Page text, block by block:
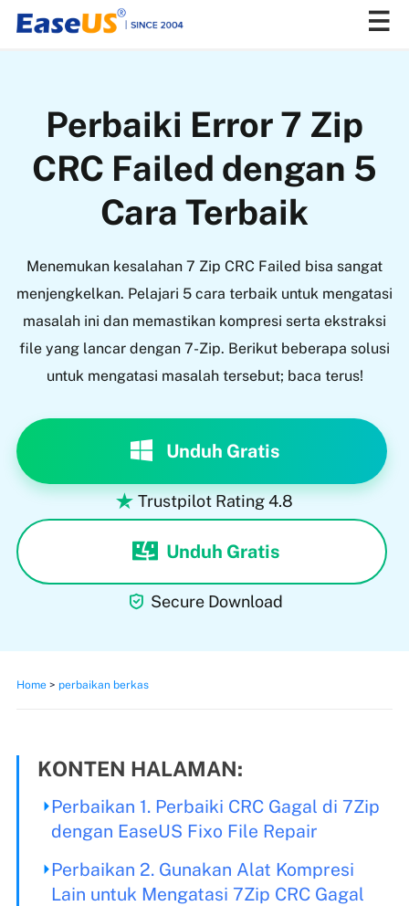
EaseUSPerbaiki Error 7 Zip
CRC Failed dengan 5
Cara Terbaik
Menemukan kesalahan 7 Zip CRC Failed bisa sangat
menjengkelkan. Pelajari 5 cara terbaik untuk mengatasi
masalah ini dan memastikan kompresi serta ekstraksi
file yang lancar dengan 7-Zip. Berikut beberapa solusi
untuk mengatasi masalah tersebut; baca terus!
Unduh Gratis
 Trustpilot Rating 4.8
Unduh Gratis
 Secure Download
Home> perbaikan berkas
KONTEN HALAMAN:
Perbaikan 1. Perbaiki CRC Gagal di 7Zip
dengan EaseUS Fixo File Repair
Perbaikan 2. Gunakan Alat Kompresi
Lain untuk Mengatasi 7Zip CRC Gagal